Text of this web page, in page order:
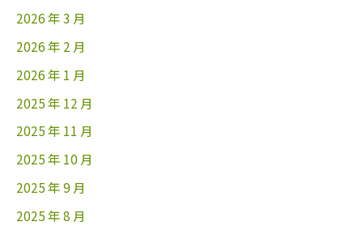
2026 年 3 月
2026 年 2 月
2026 年 1 月
2025 年 12 月
2025 年 11 月
2025 年 10 月
2025 年 9 月
2025 年 8 月